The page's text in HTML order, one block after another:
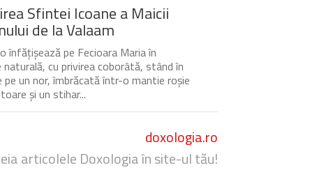
Sfintei Icoane a Maicii
de la Valaam
înfățișează pe Fecioara Maria în
naturală, cu privirea coborâtă, stând în
pe un nor, îmbrăcată într-o mantie roșie
și un stihar...
doxologia.ro
articolele Doxologia în site-ul tău!